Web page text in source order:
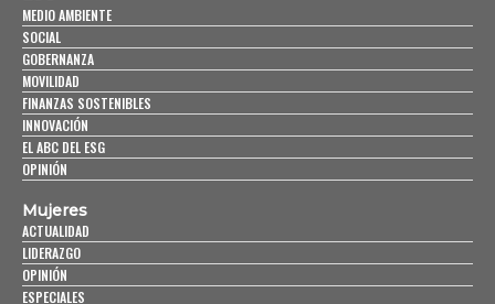
MEDIO AMBIENTE
SOCIAL
GOBERNANZA
MOVILIDAD
FINANZAS SOSTENIBLES
INNOVACIÓN
EL ABC DEL ESG
OPINIÓN
Mujeres
ACTUALIDAD
LIDERAZGO
OPINIÓN
ESPECIALES